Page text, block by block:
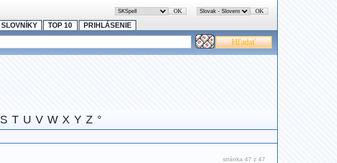
SLOVNÍKY TOP 10 PRIHLÁSENIE
S T U V W X Y Z °
stránka 47 z 47